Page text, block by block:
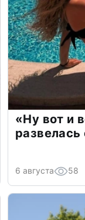
«Ну вот и
6 августа 58